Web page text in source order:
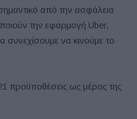
από την ασφάλεια
την εφαρμογή Uber,
συνεχίσουμε να κινούμε το
προϋποθέσεις ως μέρος της